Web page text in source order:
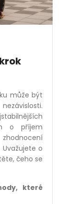
může být
o příjem
o
čeho se
které